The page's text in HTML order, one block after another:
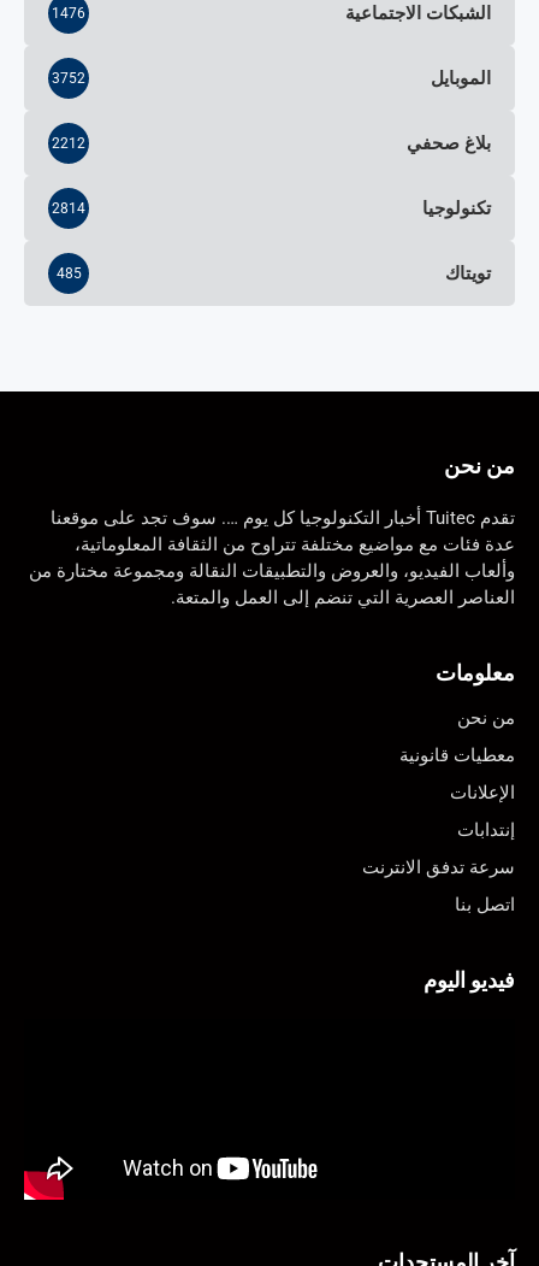
الشبكات الاجتماعية 1476
الموبايل 3752
بلاغ صحفي 2212
تكنولوجيا 2814
تويتاك 485
من نحن
تقدم Tuitec أخبار التكنولوجيا كل يوم …. سوف تجد على موقعنا
عدة فئات مع مواضيع مختلفة تتراوح من الثقافة المعلوماتية،
وألعاب الفيديو، والعروض والتطبيقات النقالة ومجموعة مختارة من
العناصر العصرية التي تنضم إلى العمل والمتعة.
معلومات
من نحن
معطيات قانونية
الإعلانات
إنتدابات
سرعة تدفق الانترنت
اتصل بنا
فيديو اليوم